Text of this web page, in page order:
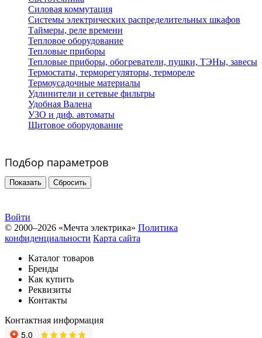
Силовая коммутация
Системы электрических распределительных шкафов
Таймеры, реле времени
Тепловое оборудование
Тепловые приборы
Тепловые приборы, обогреватели, пушки, ТЭНы, завесы
Термостаты, терморегуляторы, термореле
Термоусадочные материалы
Удлинители и сетевые фильтры
Удобная Валена
УЗО и диф. автоматы
Щитовое оборудование
Подбор параметров
Войти
© 2000–2026 «Мечта электрика» Политика
конфиденциальности Карта сайта
Каталог товаров
Бренды
Как купить
Реквизиты
Контакты
Контактная информация